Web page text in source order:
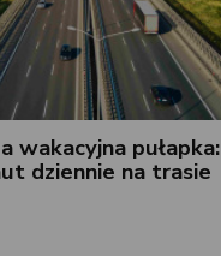
wakacyjna pułapka:
dziennie na trasie